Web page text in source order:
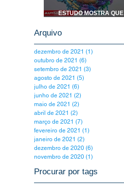
ESTUDO MOSTRA QUE
EM CRIANÇAS
Arquivo
dezembro de 2021 (1)
outubro de 2021 (6)
setembro de 2021 (3)
agosto de 2021 (5)
julho de 2021 (6)
junho de 2021 (2)
maio de 2021 (2)
abril de 2021 (2)
março de 2021 (7)
fevereiro de 2021 (1)
janeiro de 2021 (2)
dezembro de 2020 (6)
novembro de 2020 (1)
Procurar por tags